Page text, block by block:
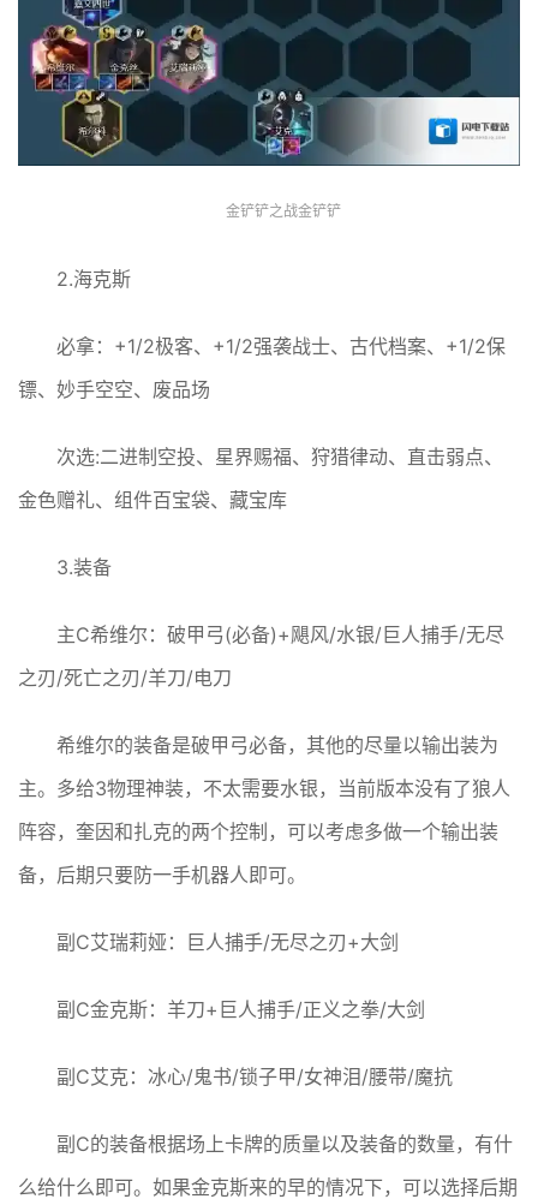
金铲铲之战金铲铲
2.海克斯
必拿：+1/2极客、+1/2强袭战士、古代档案、+1/2保
镖、妙手空空、废品场
次选:二进制空投、星界赐福、狩猎律动、直击弱点、
金色赠礼、组件百宝袋、藏宝库
3.装备
主C希维尔：破甲弓(必备)+飓风/水银/巨人捕手/无尽
之刃/死亡之刃/羊刀/电刀
希维尔的装备是破甲弓必备，其他的尽量以输出装为
主。多给3物理神装，不太需要水银，当前版本没有了狼人
阵容，奎因和扎克的两个控制，可以考虑多做一个输出装
备，后期只要防一手机器人即可。
副C艾瑞莉娅：巨人捕手/无尽之刃+大剑
副C金克斯：羊刀+巨人捕手/正义之拳/大剑
副C艾克：冰心/鬼书/锁子甲/女神泪/腰带/魔抗
副C的装备根据场上卡牌的质量以及装备的数量，有什
么给什么即可。如果金克斯来的早的情况下，可以选择后期